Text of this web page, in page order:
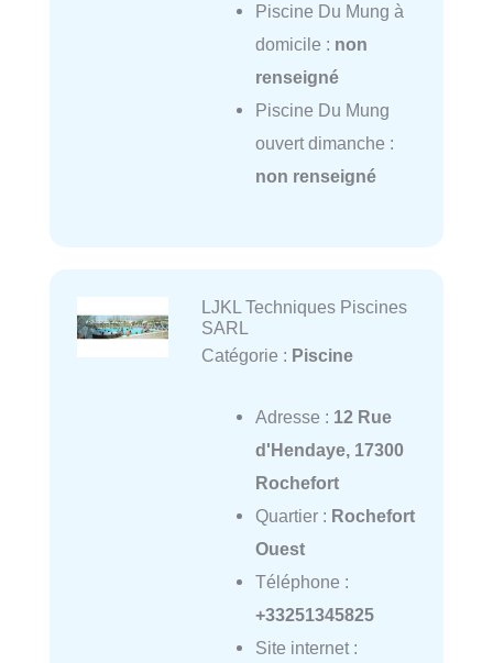
Piscine Du Mung à
domicile : non
renseigné
Piscine Du Mung
ouvert dimanche :
non renseigné
LJKL Techniques Piscines
SARL
Catégorie : Piscine
Adresse : 12 Rue
d'Hendaye, 17300
Rochefort
Quartier : Rochefort
Ouest
Téléphone :
+33251345825
Site internet :